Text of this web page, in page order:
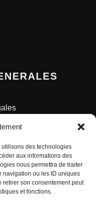
des technologies
aux informations des
nous permettra de traiter
navigation ou les ID uniques
retirer son consentement peut
et fonctions.
personnelles
COMICS POUR LES